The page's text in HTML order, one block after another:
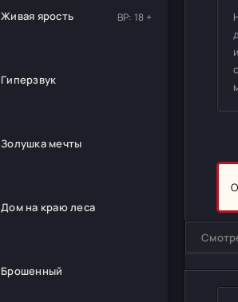
Живая ярость ВР: 18 +
Гиперзвук
Золушка мечты
Дом на краю леса
Брошенный